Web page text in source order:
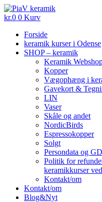
Videre
til
kr.0 0 Kurv
Forside
keramik kurser i Odense
SHOP – keramik
Keramik
Kopper
Vægophæng i
Gavekort &
LIN
Vaser
Skåle og andet
NordicBirds
Espressokopper
Solgt
Persondata og
Politik for
keramikkurser
Kontakt/om
Kontakt/om
Blog&Nyt